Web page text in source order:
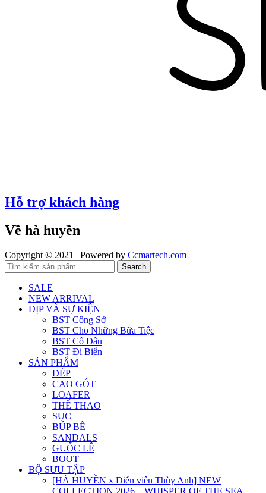
Hỗ trợ khách hàng
Về hà huyền
Copyright © 2021 | Powered by Ccmartech.com
Search
SALE
NEW ARRIVAL
DỊP VÀ SỰ KIỆN
BST Công Sở
BST Cho Những Bữa Tiệc
BST Cô Dâu
BST Đi Biển
SẢN PHẨM
DÉP
CAO GÓT
LOAFER
THỂ THAO
SỤC
BÚP BÊ
SANDALS
GUỐC LÊ
BOOT
BỘ SƯU TẬP
[HÀ HUYỀN x Diễn viên Thùy Anh] NEW